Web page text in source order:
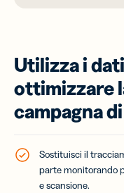
Utilizza i
ottimizzare
campagna
Sostituisci il
parte monitorando
e scansione.